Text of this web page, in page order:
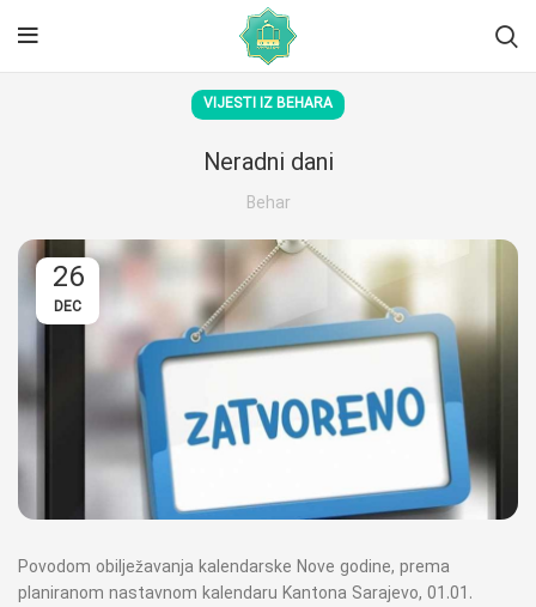
VIJESTI IZ BEHARA
Neradni dani
Behar
26
DEC
Povodom obilježavanja kalendarske Nove godine, prema
planiranom nastavnom kalendaru Kantona Sarajevo, 01.01.